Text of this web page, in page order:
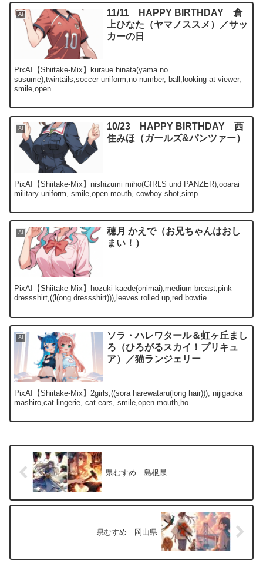
AI
11/11 HAPPY BIRTHDAY 倉
上ひなた（ヤマノススメ）／サッ
カーの日
PixAI【Shiitake-Mix】kuraue hinata(yama no
susume),twintails,soccer uniform,no number, ball,looking at viewer,
smile,open...
AI
10/23 HAPPY BIRTHDAY 西
住みほ（ガールズ&パンツァー）
PixAI【Shiitake-Mix】nishizumi miho(GIRLS und PANZER),ooarai
military uniform, smile,open mouth, cowboy shot,simp...
AI
穂月 かえで（お兄ちゃんはおし
まい！）
PixAI【Shiitake-Mix】hozuki kaede(onimai),medium breast,pink
dressshirt,((l(ong dressshirt))),leeves rolled up,red bowtie...
AI
ソラ・ハレワタール＆虹ヶ丘まし
ろ（ひろがるスカイ！プリキュ
ア）／猫ランジェリー
PixAI【Shiitake-Mix】2girls,((sora harewataru(long hair))), nijigaoka
mashiro,cat lingerie, cat ears, smile,open mouth,ho...
県むすめ 島根県
県むすめ 岡山県